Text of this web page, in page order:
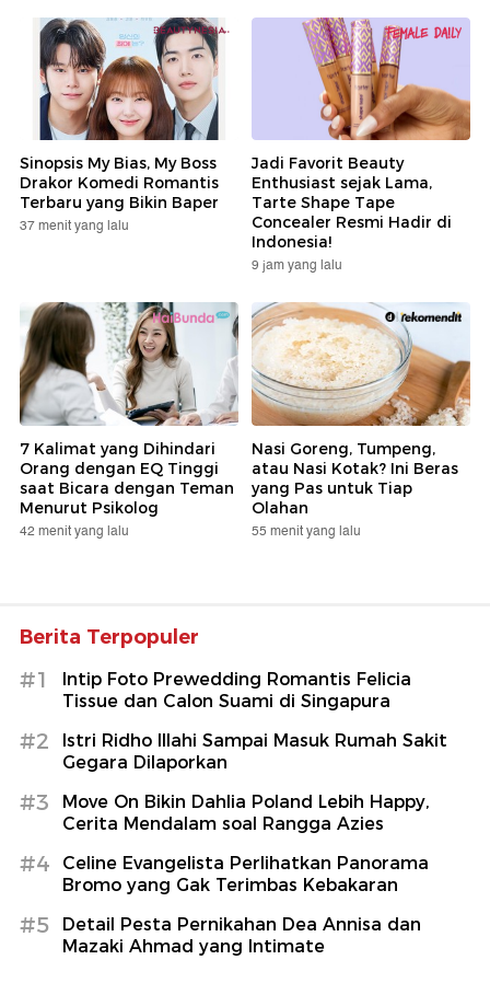
Sinopsis My Bias, My Boss
Drakor Komedi Romantis
Terbaru yang Bikin Baper
37 menit yang lalu
Jadi Favorit Beauty
Enthusiast sejak Lama,
Tarte Shape Tape
Concealer Resmi Hadir di
Indonesia!
9 jam yang lalu
7 Kalimat yang Dihindari
Orang dengan EQ Tinggi
saat Bicara dengan Teman
Menurut Psikolog
42 menit yang lalu
Nasi Goreng, Tumpeng,
atau Nasi Kotak? Ini Beras
yang Pas untuk Tiap
Olahan
55 menit yang lalu
Berita Terpopuler
#1
Intip Foto Prewedding Romantis Felicia
Tissue dan Calon Suami di Singapura
#2
Istri Ridho Illahi Sampai Masuk Rumah Sakit
Gegara Dilaporkan
#3
Move On Bikin Dahlia Poland Lebih Happy,
Cerita Mendalam soal Rangga Azies
#4
Celine Evangelista Perlihatkan Panorama
Bromo yang Gak Terimbas Kebakaran
#5
Detail Pesta Pernikahan Dea Annisa dan
Mazaki Ahmad yang Intimate